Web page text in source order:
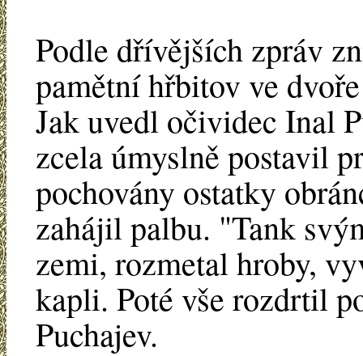
Podle dřívějších zpráv
pamětní hřbitov ve
Jak uvedl očividec Inal
zcela úmyslně postavil
pochovány ostatky
zahájil palbu. "Tank
zemi, rozmetal hroby,
kapli. Poté vše rozdrtil
Puchajev.